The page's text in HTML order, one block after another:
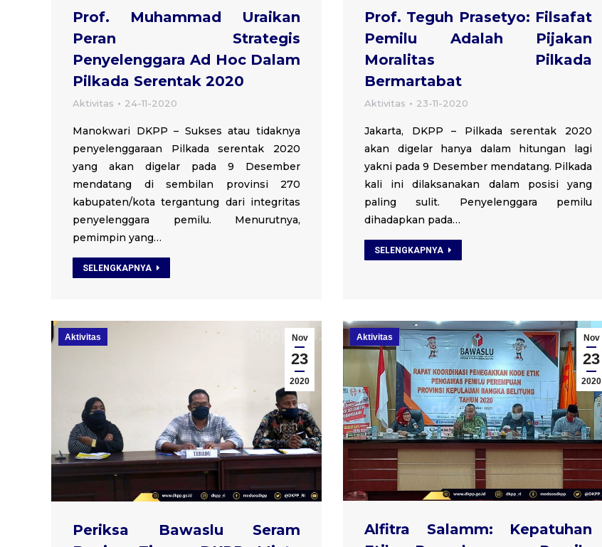
Prof. Muhammad Uraikan
Peran Strategis
Penyelenggara Ad Hoc Dalam
Pilkada Serentak 2020
Aktivitas 24-11-2020
Manokwari DKPP – Sukses atau tidaknya
penyelenggaraan Pilkada serentak 2020
yang akan digelar pada 9 Desember
mendatang di sembilan provinsi 270
kabupaten/kota tergantung dari integritas
penyelenggara pemilu. Menurutnya,
pemimpin yang…
SELENGKAPNYA
Prof. Teguh Prasetyo: Filsafat
Pemilu Adalah Pijakan
Moralitas Pilkada
Bermartabat
Aktivitas 23-11-2020
Jakarta, DKPP – Pilkada serentak 2020
akan digelar hanya dalam hitungan lagi
yakni pada 9 Desember mendatang. Pilkada
kali ini dilaksanakan dalam posisi yang
paling sulit. Penyelenggara pemilu
dihadapkan pada…
SELENGKAPNYA
Nov
23
2020
Aktivitas
Periksa Bawaslu Seram
Nov
23
2020
Aktivitas
Alfitra Salamm: Kepatuhan